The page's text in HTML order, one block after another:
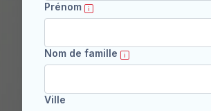
Prénom
Nom de famille
Ville